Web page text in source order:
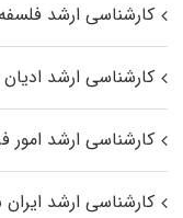
کارشناسی ارشد
کارشناسی ارشد
کارشناسی ارشد امور
کارشناسی ارشد